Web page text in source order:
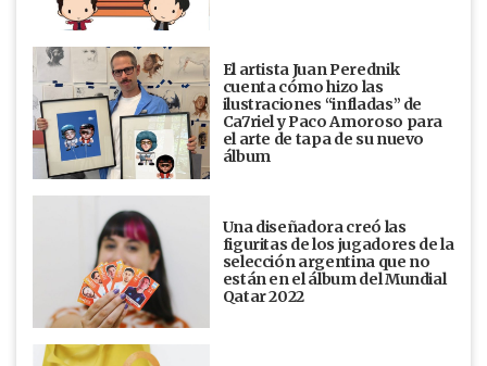
El artista Juan Perednik
cuenta cómo hizo las
ilustraciones “infladas” de
Ca7riel y Paco Amoroso para
el arte de tapa de su nuevo
álbum
Una diseñadora creó las
figuritas de los jugadores de la
selección argentina que no
están en el álbum del Mundial
Qatar 2022